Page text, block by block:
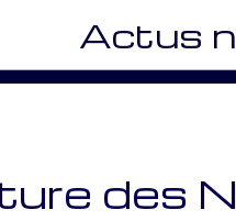
Actus
des